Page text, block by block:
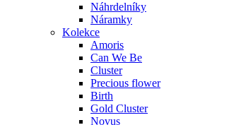
Náhrdelníky
Náramky
Kolekce
Amoris
Can We Be
Cluster
Precious flower
Birth
Gold Cluster
Novus